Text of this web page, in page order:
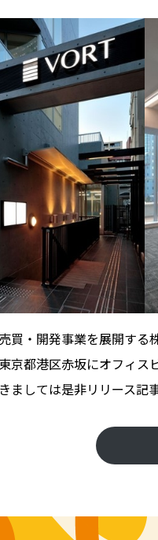
買・開発事業を展開する
京都港区赤坂にオフィス
ましては是非リリース記